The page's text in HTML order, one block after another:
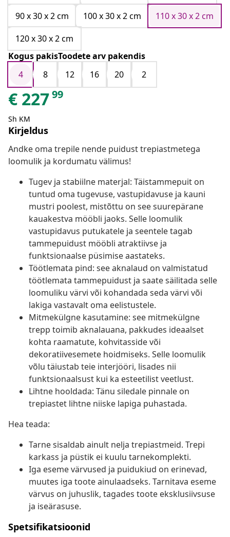
90 x 30 x 2 cm
100 x 30 x 2 cm
110 x 30 x 2 cm
120 x 30 x 2 cm
Kogus pakisToodete arv pakendis
4
8 12 16 20 2
€ 22799
Sh KM
Kirjeldus
Andke oma trepile nende puidust trepiastmetega
loomulik ja kordumatu välimus!
Tugev ja stabiilne materjal: Täistammepuit on
tuntud oma tugevuse, vastupidavuse ja kauni
mustri poolest, mistõttu on see suurepärane
kauakestva mööbli jaoks. Selle loomulik
vastupidavus putukatele ja seentele tagab
tammepuidust mööbli atraktiivse ja
funktsionaalse püsimise aastateks.
Töötlemata pind: see aknalaud on valmistatud
töötlemata tammepuidust ja saate säilitada selle
loomuliku värvi või kohandada seda värvi või
lakiga vastavalt oma eelistustele.
Mitmekülgne kasutamine: see mitmekülgne
trepp toimib aknalauana, pakkudes ideaalset
kohta raamatute, kohvitasside või
dekoratiivesemete hoidmiseks. Selle loomulik
võlu täiustab teie interjööri, lisades nii
funktsionaalsust kui ka esteetilist veetlust.
Lihtne hooldada: Tänu siledale pinnale on
trepiastet lihtne niiske lapiga puhastada.
Hea teada:
Tarne sisaldab ainult nelja trepiastmeid. Trepi
karkass ja püstik ei kuulu tarnekomplekti.
Iga eseme värvused ja puidukiud on erinevad,
muutes iga toote ainulaadseks. Tarnitava eseme
värvus on juhuslik, tagades toote eksklusiivsuse
ja iseärasuse.
Spetsifikatsioonid